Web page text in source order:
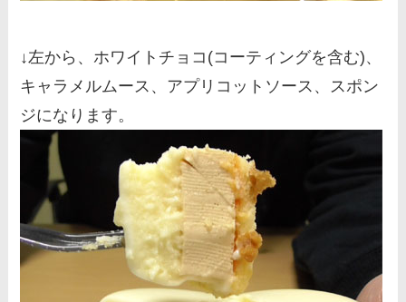
↓左から、ホワイトチョコ(コーティングを含む)、
キャラメルムース、アプリコットソース、スポン
ジになります。